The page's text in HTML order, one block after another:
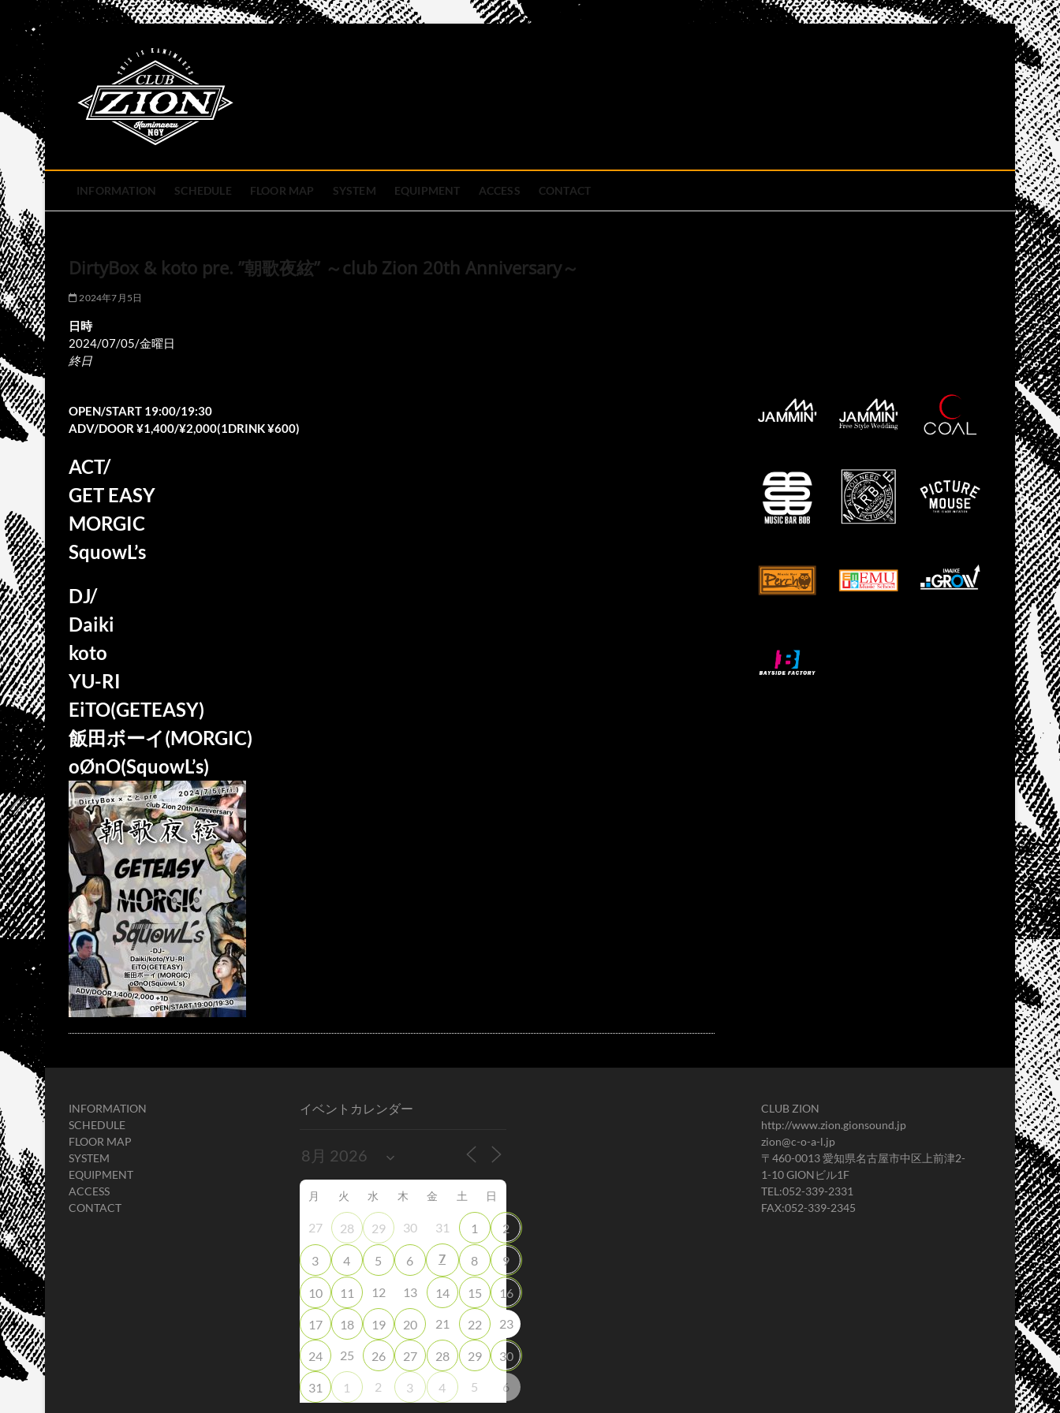
content
INFORMATION SCHEDULE FLOOR MAP SYSTEM EQUIPMENT ACCESS CONTACT
DirtyBox & koto pre. ”朝歌夜絃” ～club Zion 20th Anniversary～
2024年7月5日
日時
2024/07/05/金曜日
終日
OPEN/START 19:00/19:30
ADV/DOOR ¥1,400/¥2,000(1DRINK ¥600)
ACT/
GET EASY
MORGIC
SquowL’s
DJ/
Daiki
koto
YU-RI
EiTO(GETEASY)
飯田ボーイ(MORGIC)
oØnO(SquowL’s)
INFORMATION
SCHEDULE
FLOOR MAP
SYSTEM
EQUIPMENT
ACCESS
CONTACT
イベントカレンダー
月 火 水 木 金 土 日
27 28 29 30 31 1 2
3 4 5 6 7 8 9
10 11 12 13 14 15 16
17 18 19 20 21 22 23
24 25 26 27 28 29 30
31 1 2 3 4 5 6
CLUB ZION
http://www.zion.gionsound.jp
zion@c-o-a-l.jp
〒460-0013 愛知県名古屋市中区上前津2-
1-10 GIONビル1F
TEL:052-339-2331
FAX:052-339-2345